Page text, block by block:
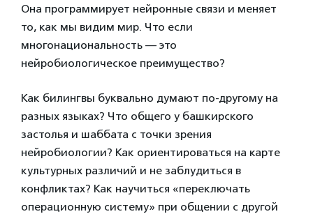
Она программирует нейронные связи и меняет
то, как мы видим мир. Что если
многонациональность — это
нейробиологическое преимущество?
Как билингвы буквально думают по-другому на
разных языках? Что общего у башкирского
застолья и шаббата с точки зрения
нейробиологии? Как ориентироваться на карте
культурных различий и не заблудиться в
конфликтах? Как научиться «переключать
операционную систему» при общении с другой